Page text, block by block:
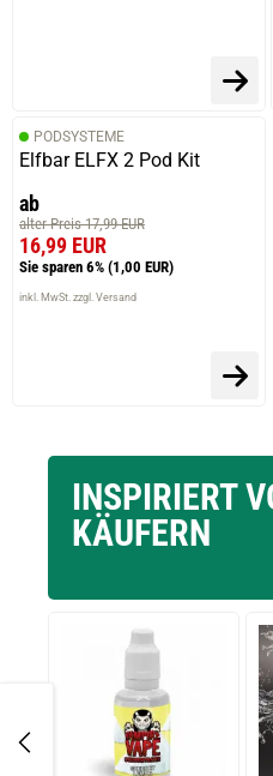
PODSYSTEME
Elfbar ELFX 2 Pod Kit
ab
alter Preis 17,99 EUR
16,99 EUR
Sie sparen 6% (1,00 EUR)
inkl. MwSt. zzgl. Versand
INSPIRIERT
KÄUFERN